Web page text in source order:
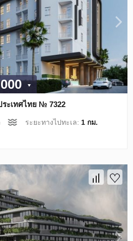
ระเทศไทย № 7322
ระยะทางไปทะเล:1 กม.